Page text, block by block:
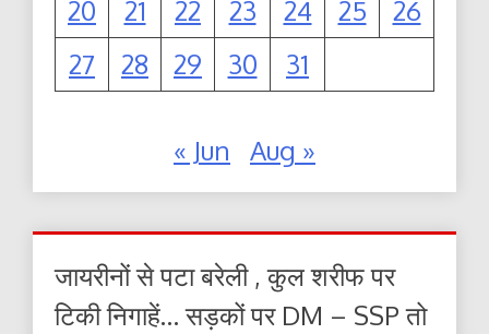
20
21 22 23 24 25
26
27
28 29 30 31
« Jun Aug »
जायरीनों से पटा बरेली , कुल शरीफ पर
टिकी निगाहें… सड़कों पर DM – SSP तो